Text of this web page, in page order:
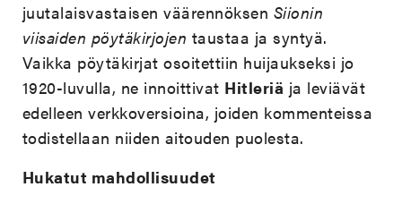
juutalaisvastaisen väärennöksen Siionin
viisaiden pöytäkirjojen taustaa ja syntyä.
Vaikka pöytäkirjat osoitettiin huijaukseksi jo
1920-luvulla, ne innoittivat Hitleriä ja leviävät
edelleen verkkoversioina, joiden kommenteissa
todistellaan niiden aitouden puolesta.
Hukatut mahdollisuudet